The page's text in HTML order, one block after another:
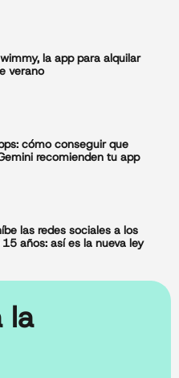
la app para alquilar
verano
cómo conseguir que
recomienden tu app
las redes sociales a los
años: así es la nueva ley
la